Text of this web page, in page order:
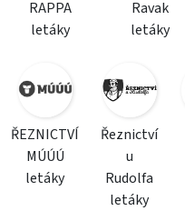
RAPPA
letáky
Ravak
letáky
ŘEZNICTVÍ
MÚÚÚ
letáky
Řeznictví
u
Rudolfa
letáky